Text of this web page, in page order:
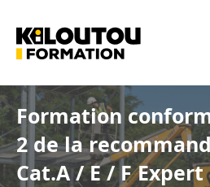
Formation
2 de la
Cat.A / E / F Expert